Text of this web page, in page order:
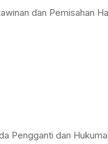
dan Pemisahan
Pengganti dan